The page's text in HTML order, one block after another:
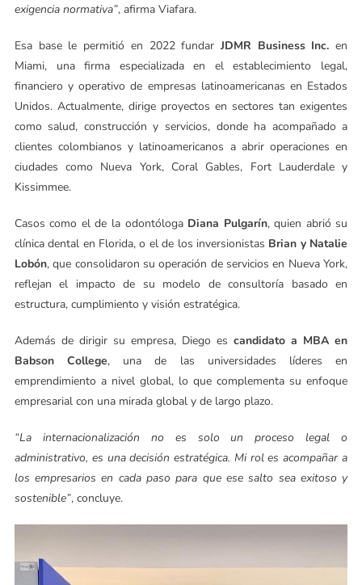
exigencia normativa”, afirma Viafara.
Esa base le permitió en 2022 fundar JDMR Business Inc. en
Miami, una firma especializada en el establecimiento legal,
financiero y operativo de empresas latinoamericanas en Estados
Unidos. Actualmente, dirige proyectos en sectores tan exigentes
como salud, construcción y servicios, donde ha acompañado a
clientes colombianos y latinoamericanos a abrir operaciones en
ciudades como Nueva York, Coral Gables, Fort Lauderdale y
Kissimmee.
Casos como el de la odontóloga Diana Pulgarín, quien abrió su
clínica dental en Florida, o el de los inversionistas Brian y Natalie
Lobón, que consolidaron su operación de servicios en Nueva York,
reflejan el impacto de su modelo de consultoría basado en
estructura, cumplimiento y visión estratégica.
Además de dirigir su empresa, Diego escandidato a MBA en
Babson College, una de las universidades líderes en
emprendimiento a nivel global, lo que complementa su enfoque
empresarial con una mirada global y de largo plazo.
“La internacionalización no es solo un proceso legal o
administrativo, es una decisión estratégica. Mi rol es acompañar a
los empresarios en cada paso para que ese salto sea exitoso y
sostenible”, concluye.